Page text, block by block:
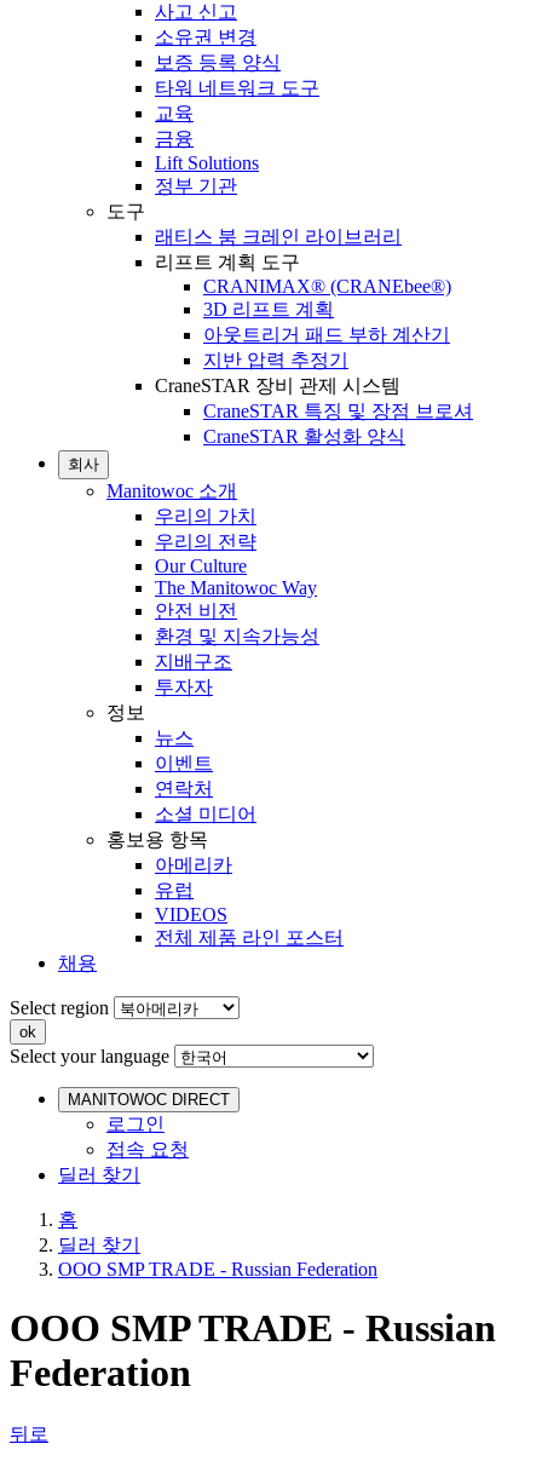
사고 신고
소유권 변경
보증 등록 양식
타워 네트워크 도구
교육
금융
Lift Solutions
정부 기관
도구
래티스 붐 크레인 라이브러리
리프트 계획 도구
CRANIMAX® (CRANEbee®)
3D 리프트 계획
아웃트리거 패드 부하 계산기
지반 압력 추정기
CraneSTAR 장비 관제 시스템
CraneSTAR 특징 및 장점 브로셔
CraneSTAR 활성화 양식
회사
Manitowoc 소개
우리의 가치
우리의 전략
Our Culture
The Manitowoc Way
안전 비전
환경 및 지속가능성
지배구조
투자자
정보
뉴스
이벤트
연락처
소셜 미디어
홍보용 항목
아메리카
유럽
VIDEOS
전체 제품 라인 포스터
채용
Select region
Select your language
MANITOWOC DIRECT
로그인
접속 요청
딜러 찾기
홈
딜러 찾기
OOO SMP TRADE - Russian Federation
OOO SMP TRADE - Russian
Federation
뒤로